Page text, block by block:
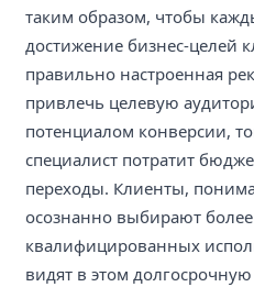
таким образом, чтобы
достижение бизнес-целей
правильно настроенная
привлечь целевую
потенциалом конверсии,
специалист потратит
переходы. Клиенты,
осознанно выбирают
квалифицированных
видят в этом